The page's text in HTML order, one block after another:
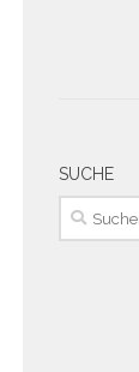
SUCHE
Suchen
nach: